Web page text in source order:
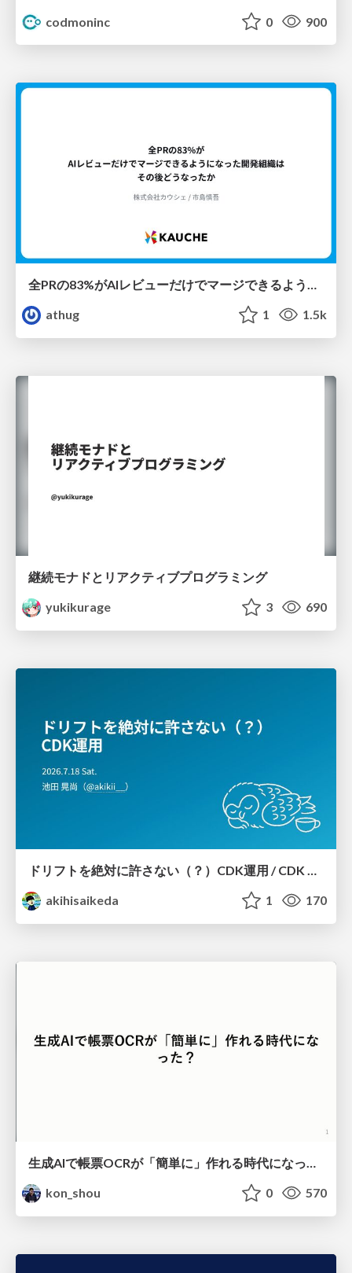
codmoninc
0 900
全PRの83%がAIレビューだけでマージできるようになった開発組織はその後どうなったか
athug
1 1.5k
継続モナドとリアクティブプログラミング
yukikurage
3 690
akihisaikeda
1 170
生成AIで帳票OCRが「簡単に」作れる時代になった？
kon_shou
0 570